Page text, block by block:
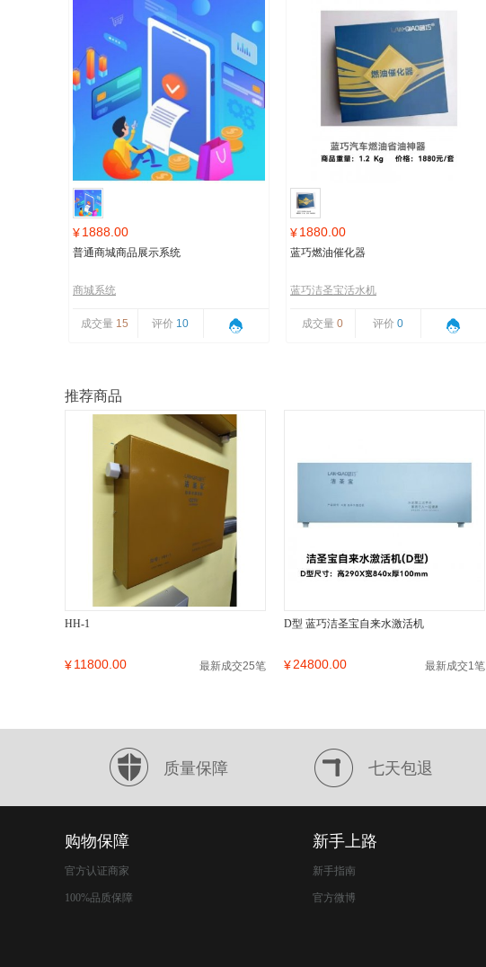
¥1888.00
普通商城商品展示系统
商城系统
成交量 15 评价 10
¥1880.00
蓝巧燃油催化器
蓝巧洁圣宝活水机
成交量 0 评价 0
推荐商品
HH-1
¥11800.00 最新成交25笔
D型 蓝巧洁圣宝自来水激活机
¥24800.00 最新成交1笔
质量保障 七天包退
购物保障
官方认证商家
100%品质保障
新手上路
新手指南
官方微博